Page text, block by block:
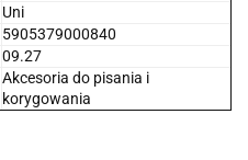
Uni
5905379000840
09.27
Akcesoria do pisania i
korygowania